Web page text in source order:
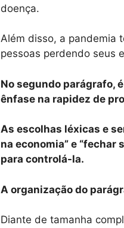
doença.
Além disso, a pandemia
pessoas perdendo seus
No segundo parágrafo,
ênfase na rapidez de
As escolhas léxicas e
na economia” e “fechar
para controlá-la.
A organização do
Diante de tamanha